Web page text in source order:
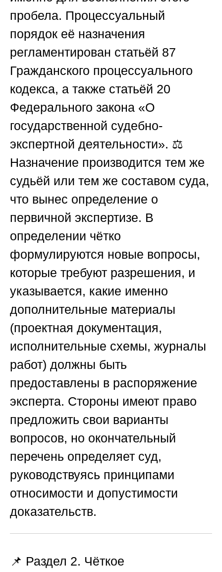
пробела. Процессуальный
порядок её назначения
регламентирован статьёй 87
Гражданского процессуального
кодекса, а также статьёй 20
Федерального закона «О
государственной судебно-
экспертной деятельности». ⚖️
Назначение производится тем же
судьёй или тем же составом суда,
что вынес определение о
первичной экспертизе. В
определении чётко
формулируются новые вопросы,
которые требуют разрешения, и
указывается, какие именно
дополнительные материалы
(проектная документация,
исполнительные схемы, журналы
работ) должны быть
предоставлены в распоряжение
эксперта. Стороны имеют право
предложить свои варианты
вопросов, но окончательный
перечень определяет суд,
руководствуясь принципами
относимости и допустимости
доказательств.
📌 Раздел 2. Чёткое